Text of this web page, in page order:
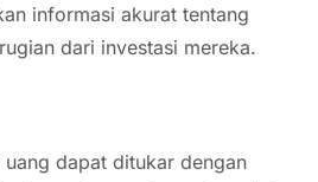
informasi akurat tentang
dari investasi mereka.
dapat ditukar dengan